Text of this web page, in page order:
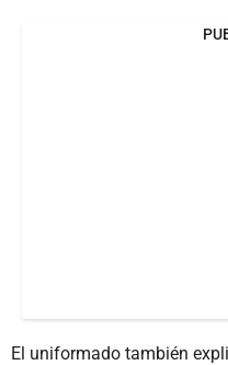
El uniformado también